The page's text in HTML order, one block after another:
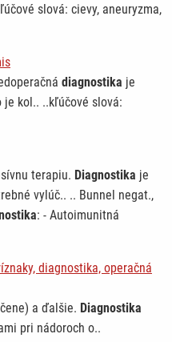
slová: cievy, aneuryzma,
diagnostika je
je kol.. ..kľúčové slová:
terapiu. Diagnostika je
vylúč.. .. Bunnel negat.,
: - Autoimunitná
diagnostika, operačná
a ďalšie. Diagnostika
pri nádoroch o..